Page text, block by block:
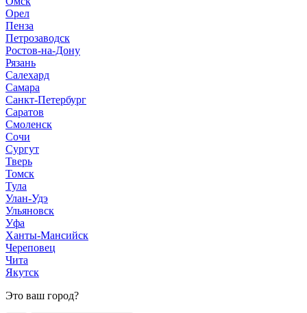
Орел
Пенза
Петрозаводск
Ростов-на-Дону
Рязань
Салехард
Самара
Санкт-Петербург
Саратов
Смоленск
Сочи
Сургут
Тверь
Томск
Тула
Улан-Удэ
Ульяновск
Уфа
Ханты-Мансийск
Череповец
Чита
Якутск
Это ваш город?